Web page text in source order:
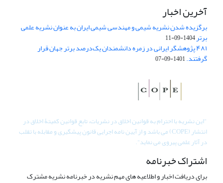
آخرین اخبار
برگزیده شدن نشریه شیمی و مهندسی شیمی ایران به عنوان نشریه علمی
برتر1404-09-11
۴۸۱ پژوهشگر ایرانی در زمره دانشمندان یک‌درصد برتر جهان قرار
گرفتند.1401-09-07
"این نشریه با احترام به قوانین اخلاق در نشریات، تابع قوانین کمیتۀ اخلاق در
انتشار (COPE) می باشد و از آیین نامه اجرایی قانون پیشگیری و مقابله با تقلب
در آثار علمی پیروی می نماید".
اشتراک خبرنامه
برای دریافت اخبار و اطلاعیه های مهم نشریه در خبرنامه نشریه مشترک